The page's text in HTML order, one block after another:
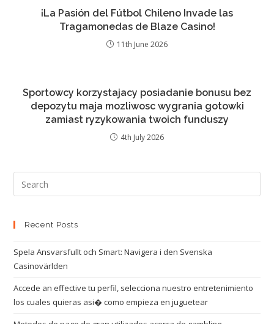
¡La Pasión del Fútbol Chileno Invade las
Tragamonedas de Blaze Casino!
11th June 2026
Sportowcy korzystajacy posiadanie bonusu bez
depozytu maja mozliwosc wygrania gotowki
zamiast ryzykowania twoich funduszy
4th July 2026
Recent Posts
Spela Ansvarsfullt och Smart: Navigera i den Svenska
Casinovärlden
Accede an effective tu perfil, selecciona nuestro entretenimiento
los cuales quieras asi� como empieza en juguetear